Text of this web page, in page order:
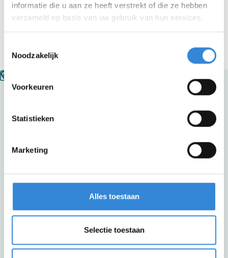
informatie die u aan ze heeft verstrekt of die ze hebben
verzameld op basis van uw gebruik van hun services.
Noodzakelijk
Voorkeuren
Statistieken
Marketing
Alles toestaan
Selectie toestaan
Bestuurscentrum Aveleijn
7622 GW Borne
074-2556600
© 2026 Aveleijn
Sitemap